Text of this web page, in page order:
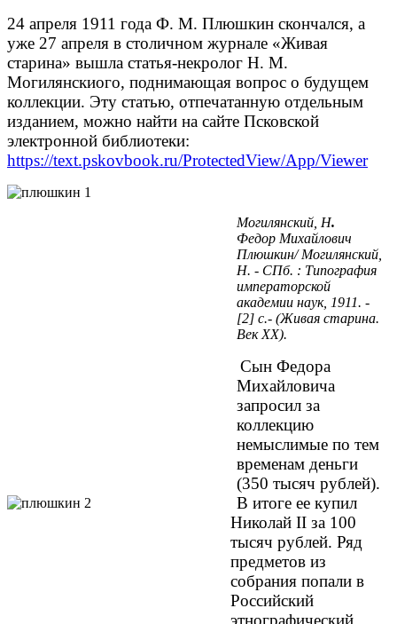
24 апреля 1911 года Ф. М. Плюшкин скончался, а
уже 27 апреля в столичном журнале «Живая
старина» вышла статья-некролог Н. М.
Могилянскиого, поднимающая вопрос о будущем
коллекции. Эту статью, отпечатанную отдельным
изданием, можно найти на сайте Псковской
электронной библиотеки:
https://text.pskovbook.ru/ProtectedView/App/Viewer
Могилянский, Н.
Федор Михайлович
Плюшкин/ Могилянский,
Н. - СПб. : Типография
императорской
академии наук, 1911. -
[2] с.- (Живая старина.
Век ХХ).
Сын Федора
Михайловича
запросил за
коллекцию
немыслимые по тем
временам деньги
(350 тысяч рублей).
В итоге ее купил
Николай II за 100
тысяч рублей. Ряд
предметов из
собрания попали в
Российский
этнографический